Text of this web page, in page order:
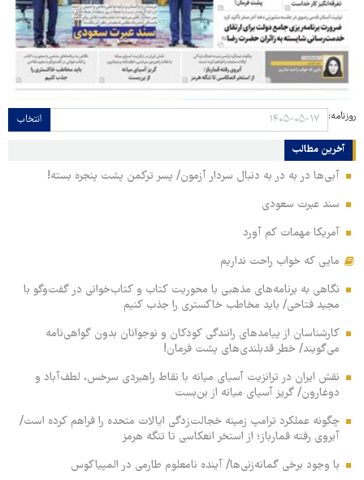
روزنامه: انتخاب
آخرین مطالب
آبی‌ها در به در به دنبال سردار آزمون/ پسر ترکمن پشت پنجره بسته!
سند عبرت سعودی
آمریکا مهمات کم آورد
مایی که خواب راحت نداریم
نگاهی به برنامه‌های مذهبی با محوریت کتاب و کتاب‌خوانی در گفت‌وگو با
مجید فتاحی/ باید مخاطب خاکستری را جذب کنیم
کارشناسان از پیامدهای رانندگی کودکان و نوجوانان بدون گواهی‌نامه
می‌گویند/ خطر قدبلندی‌های پشت فرمان!
نقش ایران در ترانزیت آسیای میانه با نقاط راهبردی سرخس، لطف‌آباد و
دوغارون/ گریز آسیای میانه از بن‌بست
چگونه عملکرد ترامپ زمینه خجالت‌زدگی ایالات متحده را فراهم کرده است/
آبروی رفته قمارباز؛ از استخر انعکاسی تا تنگه هرمز
با وجود برخی گمانه‌زنی‌ها/ آینده نامعلوم طارمی در المپیاکوس